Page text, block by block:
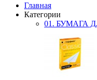
Главная
Категории
01. БУМАГА